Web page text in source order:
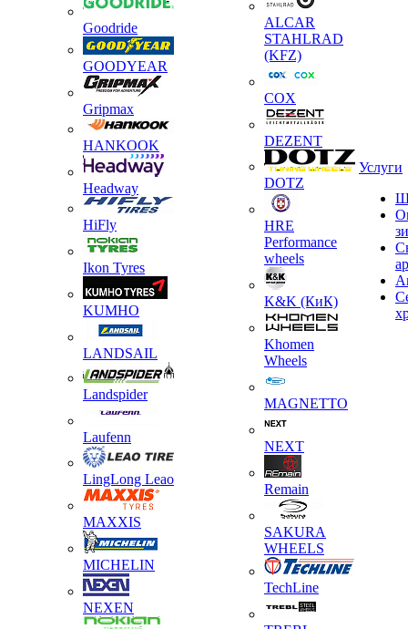
Goodride
GOODYEAR
Gripmax
HANKOOK
Headway
HiFly
Ikon Tyres
KUMHO
LANDSAIL
Landspider
Laufenn
LingLong Leao
MAXXIS
MICHELIN
NEXEN
ALCAR
STAHLRAD
(KFZ)
COX
DEZENT
DOTZ
HRE
Performance
wheels
K&K (КиК)
Khomen
Wheels
MAGNETTO
NEXT
Remain
SAKURA
WHEELS
TechLine
Услуги